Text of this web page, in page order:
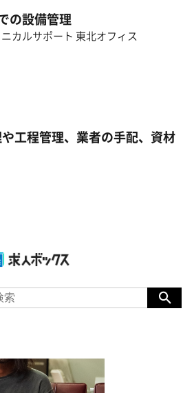
の設備管理
カルサポート 東北オフィス
工程管理、業者の手配、資材